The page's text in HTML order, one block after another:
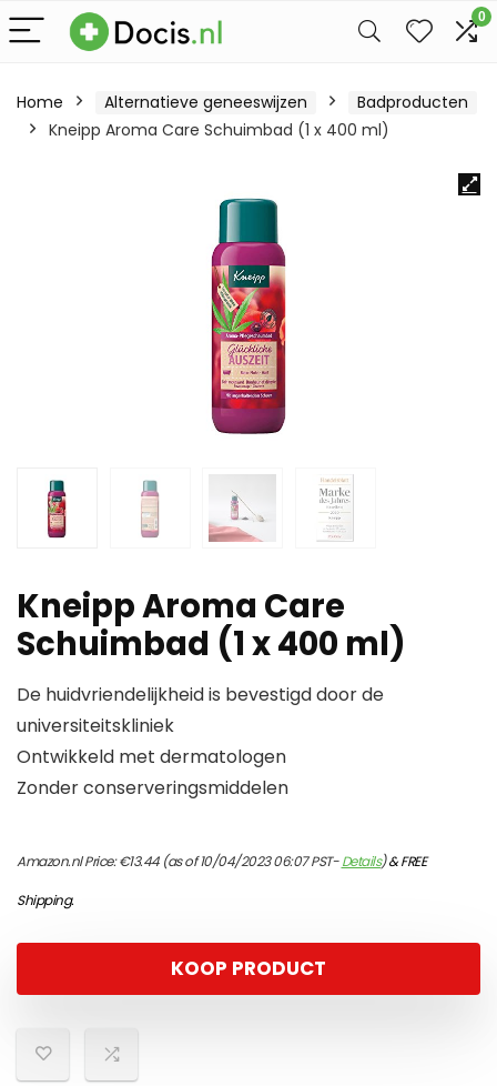
0
Home Alternatieve geneeswijzen
Badproducten
Kneipp Aroma Care Schuimbad (1 x 400 ml)
Kneipp Aroma Care
Schuimbad (1 x 400 ml)
De huidvriendelijkheid is bevestigd door de
universiteitskliniek
Ontwikkeld met dermatologen
Zonder conserveringsmiddelen
Amazon.nl Price:€13.44(as of 10/04/2023 06:07 PST-Details)&FREE
Shipping.
KOOP PRODUCT